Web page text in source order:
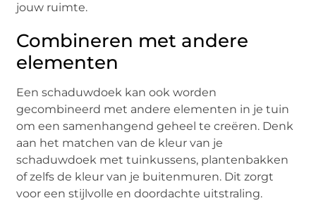
jouw ruimte.
Combineren met andere
elementen
Een schaduwdoek kan ook worden
gecombineerd met andere elementen in je tuin
om een samenhangend geheel te creëren. Denk
aan het matchen van de kleur van je
schaduwdoek met tuinkussens, plantenbakken
of zelfs de kleur van je buitenmuren. Dit zorgt
voor een stijlvolle en doordachte uitstraling.